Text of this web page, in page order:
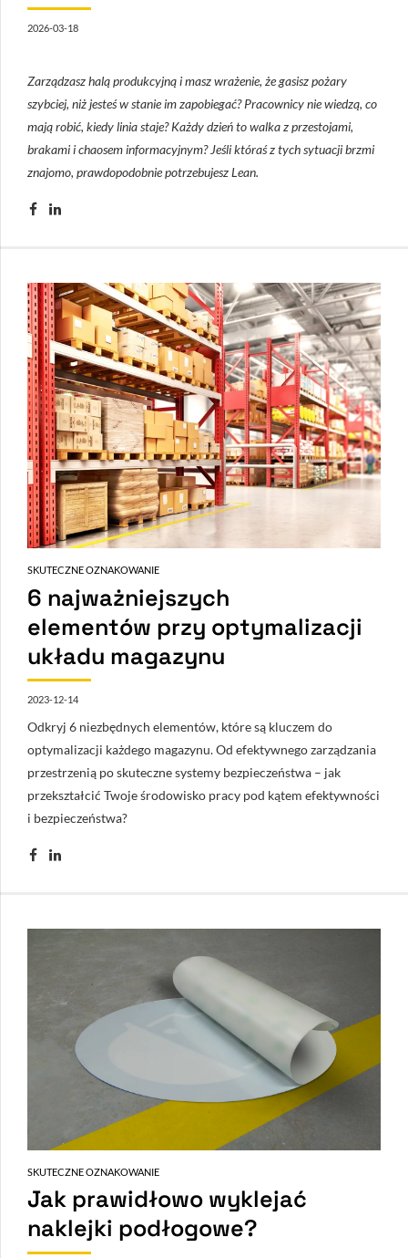
2026-03-18
Zarządzasz halą produkcyjną i masz wrażenie, że gasisz pożary
szybciej, niż jesteś w stanie im zapobiegać? Pracownicy nie wiedzą, co
mają robić, kiedy linia staje? Każdy dzień to walka z przestojami,
brakami i chaosem informacyjnym? Jeśli któraś z tych sytuacji brzmi
znajomo, prawdopodobnie potrzebujesz Lean.
SKUTECZNE OZNAKOWANIE
6 najważniejszych
elementów przy optymalizacji
układu magazynu
2023-12-14
Odkryj 6 niezbędnych elementów, które są kluczem do
optymalizacji każdego magazynu. Od efektywnego zarządzania
przestrzenią po skuteczne systemy bezpieczeństwa – jak
przekształcić Twoje środowisko pracy pod kątem efektywności
i bezpieczeństwa?
SKUTECZNE OZNAKOWANIE
Jak prawidłowo wyklejać
naklejki podłogowe?